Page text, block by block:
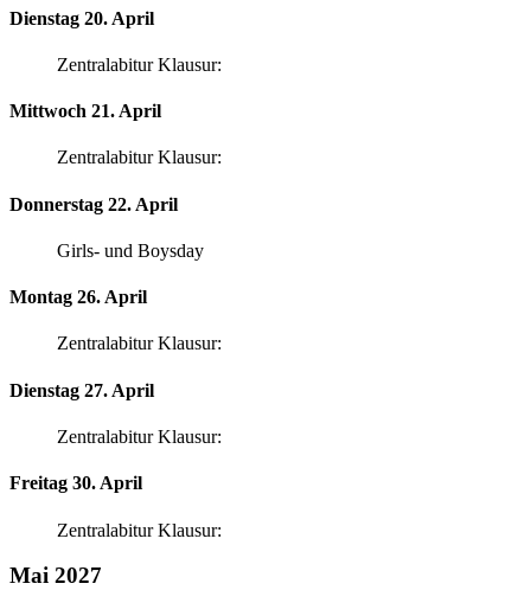
Dienstag 20. April
Zentralabitur Klausur:
Mittwoch 21. April
Zentralabitur Klausur:
Donnerstag 22. April
Girls- und Boysday
Montag 26. April
Zentralabitur Klausur:
Dienstag 27. April
Zentralabitur Klausur:
Freitag 30. April
Zentralabitur Klausur:
Mai 2027